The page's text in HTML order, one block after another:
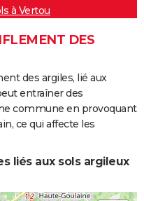
à Vertou
DES
des argiles, lié aux
entraîner des
commune en provoquant
ce qui affecte les
liés aux sols argileux